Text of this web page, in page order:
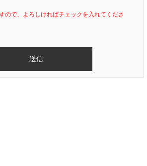
ので、よろしければチェックを入れてくださ